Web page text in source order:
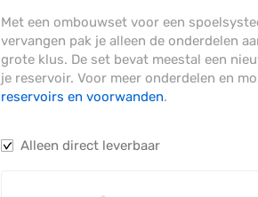
Met een ombouwset voor een
vervangen pak je alleen de onderdelen
grote klus. De set bevat meestal een
je reservoir. Voor meer onderdelen en
reservoirs en voorwanden.
Alleen direct leverbaar